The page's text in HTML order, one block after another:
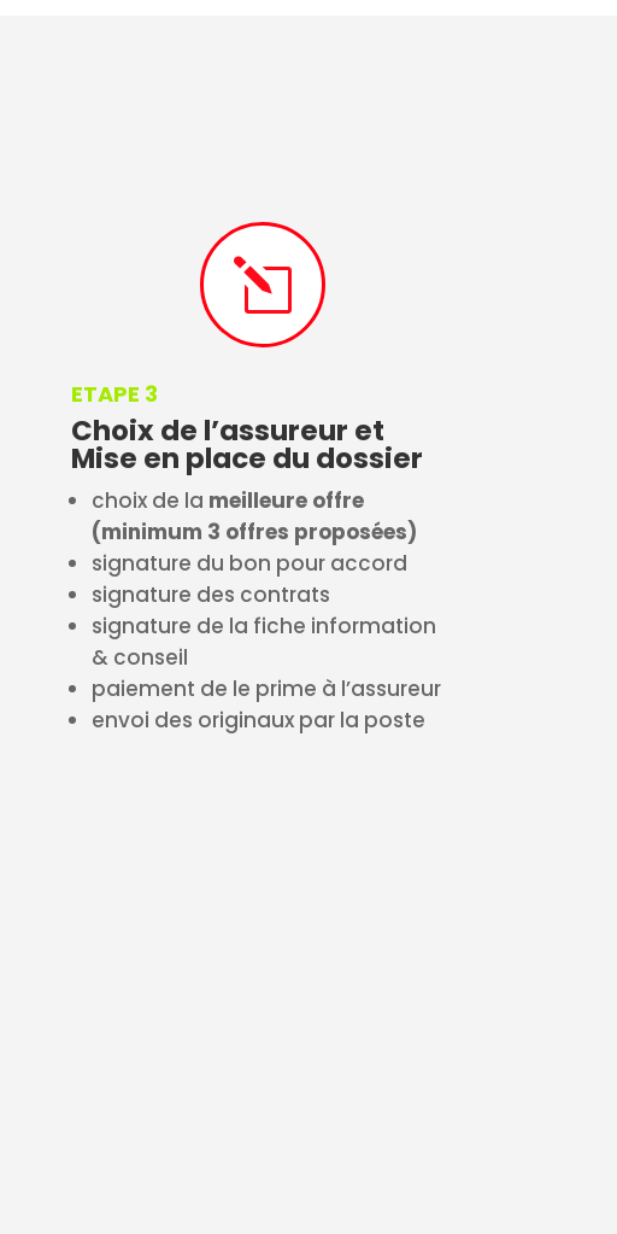
l
ETAPE 3
Choix de l’assureur et
Mise en place du dossier
choix de la meilleure offre
(minimum 3 offres proposées)
signature du bon pour accord
signature des contrats
signature de la fiche information
& conseil
paiement de le prime à l’assureur
envoi des originaux par la poste